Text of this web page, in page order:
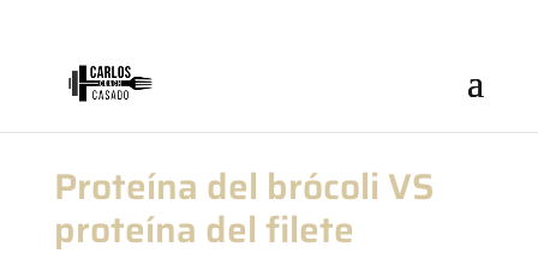
Proteína del brócoli VS
proteína del filete